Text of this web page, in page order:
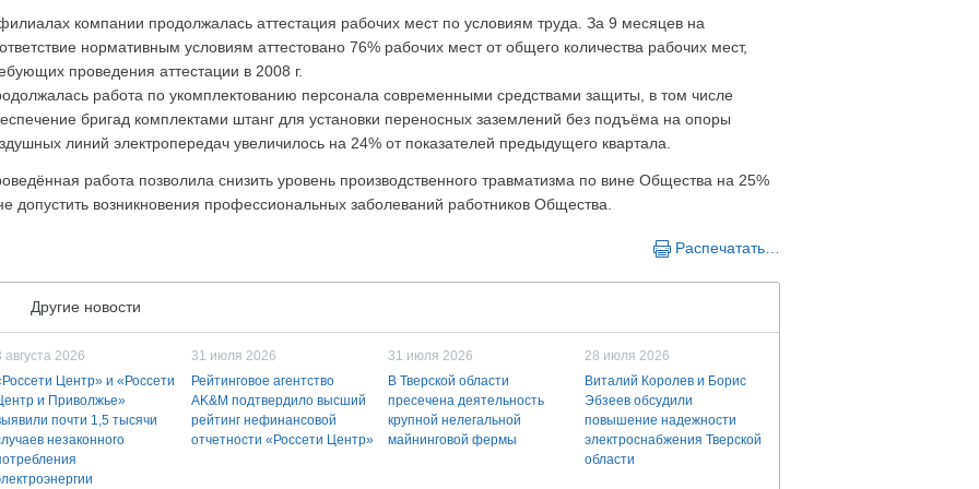
компании продолжалась аттестация рабочих мест по условиям труда. За 9 месяцев на
нормативным условиям аттестовано 76% рабочих мест от общего количества рабочих мест,
проведения аттестации в 2008 г.
работа по укомплектованию персонала современными средствами защиты, в том числе
бригад комплектами штанг для установки переносных заземлений без подъёма на опоры
линий электропередач увеличилось на 24% от показателей предыдущего квартала.
работа позволила снизить уровень производственного травматизма по вине Общества на 25%
допустить возникновения профессиональных заболеваний работников Общества.
Распечатать…
Другие новости
августа 2026
Центр» и «Россети
и Приволжье»
почти 1,5 тысячи
незаконного
31 июля 2026
Рейтинговое агентство
AK&M подтвердило высший
рейтинг нефинансовой
отчетности «Россети Центр»
31 июля 2026
В Тверской области
пресечена деятельность
крупной нелегальной
майнинговой фермы
28 июля 2026
Виталий Королев и Борис
Эбзеев обсудили
повышение надежности
электроснабжения Тверской
области